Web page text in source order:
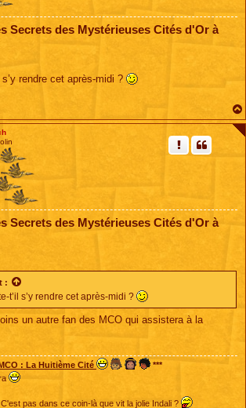
Secrets des Mystérieuses Cités d'Or à
s’y rendre cet après-midi ?
Secrets des Mystérieuses Cités d'Or à
:
t’il s’y rendre cet après-midi ?
un autre fan des MCO qui assistera à la
: La Huitième Cité
***
pas dans ce coin-là que vit la jolie Indali ?